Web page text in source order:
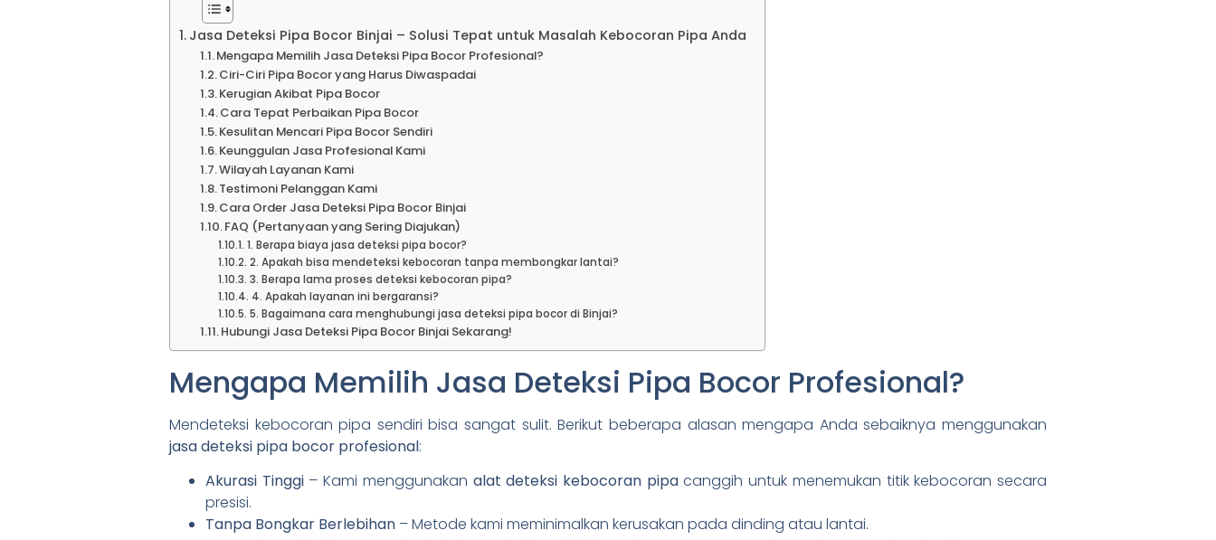
Jasa Deteksi Pipa Bocor Binjai – Solusi Tepat untuk Masalah Kebocoran Pipa Anda
Mengapa Memilih Jasa Deteksi Pipa Bocor Profesional?
Ciri-Ciri Pipa Bocor yang Harus Diwaspadai
Kerugian Akibat Pipa Bocor
Cara Tepat Perbaikan Pipa Bocor
Kesulitan Mencari Pipa Bocor Sendiri
Keunggulan Jasa Profesional Kami
Wilayah Layanan Kami
Testimoni Pelanggan Kami
Cara Order Jasa Deteksi Pipa Bocor Binjai
FAQ (Pertanyaan yang Sering Diajukan)
1. Berapa biaya jasa deteksi pipa bocor?
2. Apakah bisa mendeteksi kebocoran tanpa membongkar lantai?
3. Berapa lama proses deteksi kebocoran pipa?
4. Apakah layanan ini bergaransi?
5. Bagaimana cara menghubungi jasa deteksi pipa bocor di Binjai?
Hubungi Jasa Deteksi Pipa Bocor Binjai Sekarang!
Mengapa Memilih Jasa Deteksi Pipa Bocor Profesional?
Mendeteksi kebocoran pipa sendiri bisa sangat sulit. Berikut beberapa alasan mengapa Anda sebaiknya menggunakan
jasa deteksi pipa bocor profesional:
Akurasi Tinggi– Kami menggunakan alat deteksi kebocoran pipacanggih untuk menemukan titik kebocoran secara
presisi.
Tanpa Bongkar Berlebihan – Metode kami meminimalkan kerusakan pada dinding atau lantai.